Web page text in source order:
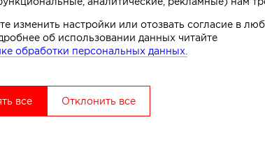
изменить настройки или отозвать согласие в
об использовании данных читайте
обработки персональных данных.
все Отклонить все